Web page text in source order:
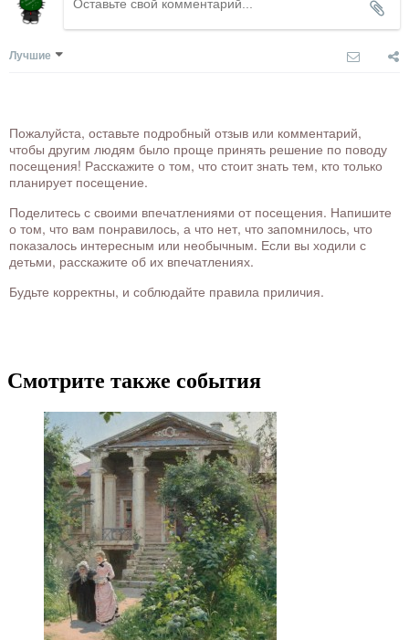
Лучшие
Пожалуйста, оставьте подробный отзыв или комментарий,
чтобы другим людям было проще принять решение по поводу
посещения! Расскажите о том, что стоит знать тем, кто только
планирует посещение.
Поделитесь с своими впечатлениями от посещения. Напишите
о том, что вам понравилось, а что нет, что запомнилось, что
показалось интересным или необычным. Если вы ходили с
детьми, расскажите об их впечатлениях.
Будьте корректны, и соблюдайте правила приличия.
Смотрите также события